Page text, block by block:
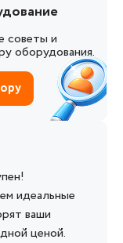
советы и
оборудования.
идеальные
ваши
ценой.